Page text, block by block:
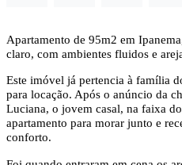
Apartamento de 95m2 em
claro, com ambientes fluidos e
Este imóvel já pertencia à família
para locação. Após o anúncio da
Luciana, o jovem casal, na faixa
apartamento para morar junto e
conforto.